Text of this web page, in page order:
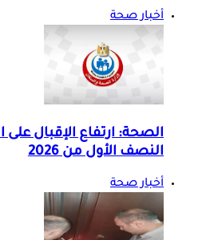
أخبار صحة
النصف الأول من 2026
أخبار صحة